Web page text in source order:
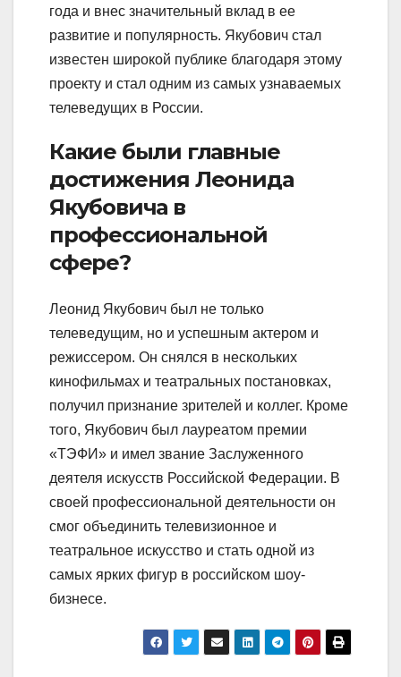
года и внес значительный вклад в ее
развитие и популярность. Якубович стал
известен широкой публике благодаря этому
проекту и стал одним из самых узнаваемых
телеведущих в России.
Какие были главные
достижения Леонида
Якубовича в
профессиональной
сфере?
Леонид Якубович был не только
телеведущим, но и успешным актером и
режиссером. Он снялся в нескольких
кинофильмах и театральных постановках,
получил признание зрителей и коллег. Кроме
того, Якубович был лауреатом премии
«ТЭФИ» и имел звание Заслуженного
деятеля искусств Российской Федерации. В
своей профессиональной деятельности он
смог объединить телевизионное и
театральное искусство и стать одной из
самых ярких фигур в российском шоу-
бизнесе.